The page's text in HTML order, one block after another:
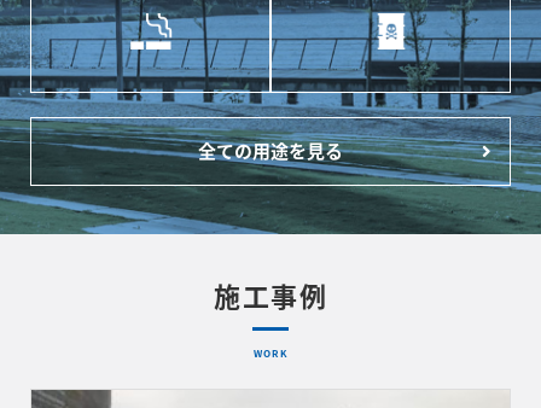
全ての用途を見る
施工事例
WORK